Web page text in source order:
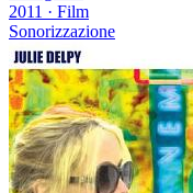
2011 · Film
Sonorizzazione